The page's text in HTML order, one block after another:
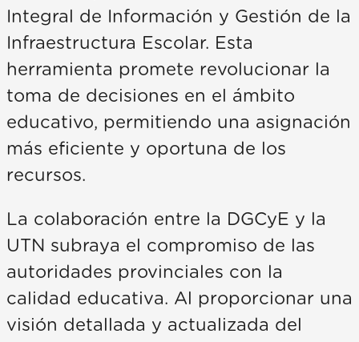
Integral de Información y Gestión de la
Infraestructura Escolar. Esta
herramienta promete revolucionar la
toma de decisiones en el ámbito
educativo, permitiendo una asignación
más eficiente y oportuna de los
recursos.
La colaboración entre la DGCyE y la
UTN subraya el compromiso de las
autoridades provinciales con la
calidad educativa. Al proporcionar una
visión detallada y actualizada del